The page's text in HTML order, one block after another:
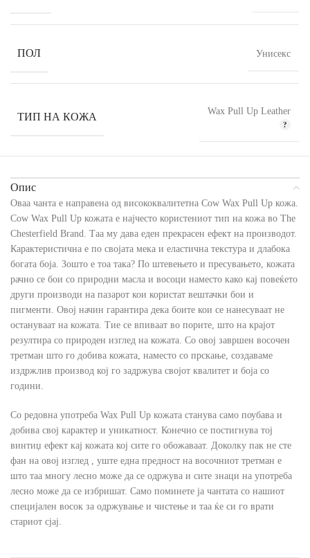
ПОЛ Унисекс
ТИП НА КОЖА Wax Pull Up Leather
Опис
Оваа чанта е направена од висококвалитетна Cow Wax Pull Up кожа.
Cow Wax Pull Up кожата е најчесто користениот тип на кожа во The
Chesterfield Brand. Таа му дава еден прекрасен ефект на производот.
Карактеристична е по својата мека и еластична текстура и длабока
богата боја. Зошто е тоа така? По штевењето и пресувањето, кожата
рачно се бои со природни масла и восоци наместо како кај повеќето
други производи на пазарот кои користат вештачки бои и
пигменти. Овој начин гарантира дека боите кои се нанесуваат не
остануваат на кожата. Тие се впиваат во порите, што на крајот
резултира со природен изглед на кожата. Со овој завршен восочен
третман што го добива кожата, наместо со прскање, создаваме
издржлив производ кој го задржува својот квалитет и боја со
години.
Со редовна употреба Wax Pull Up кожата станува само поубава и
добива свој карактер и уникатност. Конечно се постигнува тој
винтиџ ефект кај кожата кој сите го обожаваат. Доколку пак не сте
фан на овој изглед , уште една предност на восочниот третман е
што таа многу лесно може да се одржува и сите знаци на употреба
лесно може да се избришат. Само поминете ја чантата со нашиот
специјален восок за одржување и чистење и таа ќе си го врати
стариот сјај.